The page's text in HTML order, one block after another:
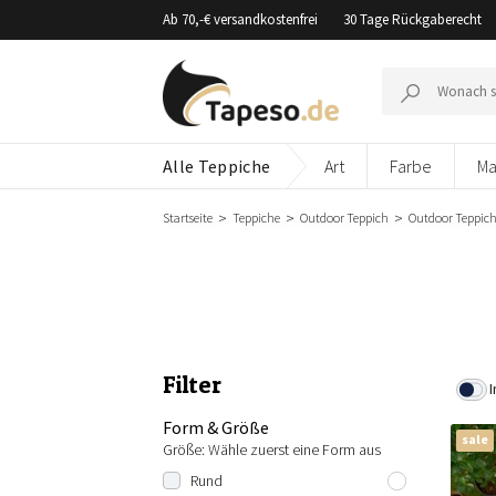
Ab 70,-€ versandkostenfrei 30 Tage Rückgaberecht
nach:
Alle Teppiche Art Farbe
Startseite Teppiche Outdoor Teppich Outdoor
Filter
Form & Größe
Größe: Wähle zuerst eine Form aus
Rund
sale